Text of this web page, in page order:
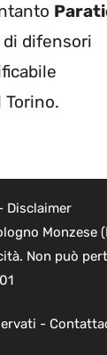
di difensori
Disclaimer
Monzese
Non può
-